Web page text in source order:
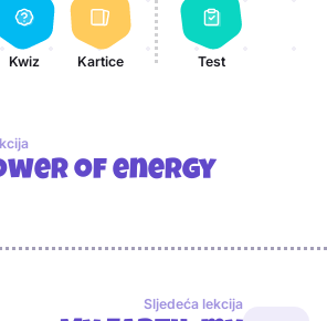
Kwiz Kartice Test
of energy
Sljedeća lekcija